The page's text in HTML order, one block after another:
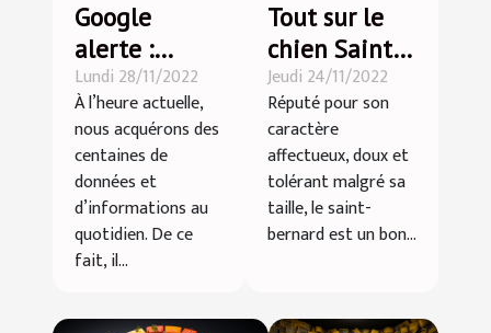
Google
alerte :
Comment
l’intégrer
dans son
business ?
Lundi 28/11/2022
À l’heure actuelle,
nous acquérons des
centaines de
données et
d’informations au
quotidien. De ce
fait, il...
Tout sur le
chien Saint-
Bernard
Jeudi 24/11/2022
Réputé pour son
caractère
affectueux, doux et
tolérant malgré sa
taille, le saint-
bernard est un bon...